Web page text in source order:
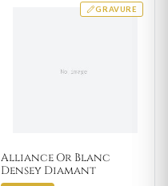
GRAVURE
Alliance Or Blanc
Densey Diamant